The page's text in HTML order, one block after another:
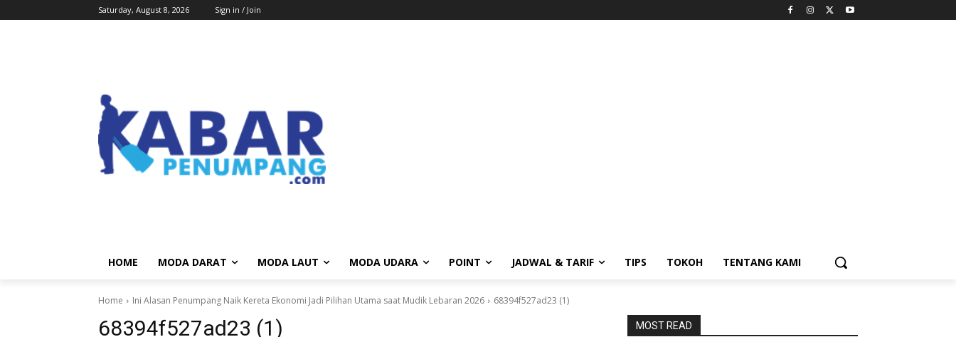
Saturday, August 8, 2026 Sign in / Join
HOME MODA DARAT MODA LAUT MODA UDARA POINT JADWAL & TARIF TIPS TOKOH TENTANG KAMI
Home Ini Alasan Penumpang Naik Kereta Ekonomi Jadi Pilihan Utama saat Mudik Lebaran 2026 68394f527ad23 (1)
68394f527ad23 (1) MOST READ